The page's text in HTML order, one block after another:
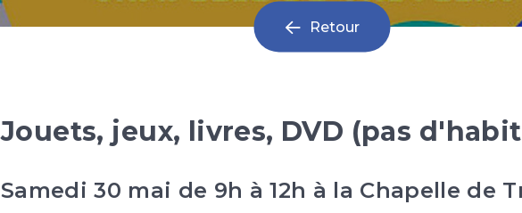
Retour
Jouets, jeux, livres, DVD (pas
Samedi 30 mai de 9h à 12h à la Chapelle de